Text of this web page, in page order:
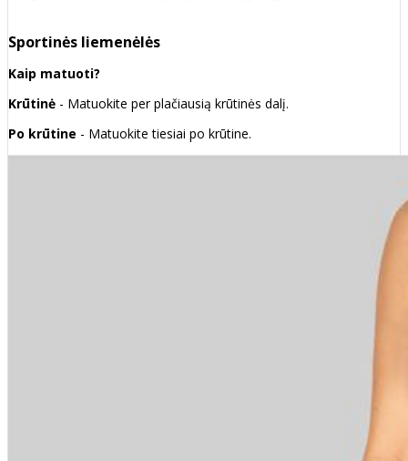
Sportinės liemenėlės
Kaip matuoti?
Krūtinė - Matuokite per plačiausią krūtinės dalį.
Po krūtine - Matuokite tiesiai po krūtine.